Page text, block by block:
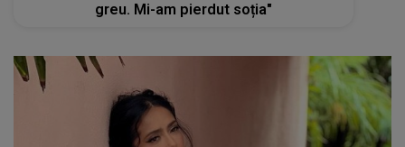
greu. Mi-am pierdut soția"